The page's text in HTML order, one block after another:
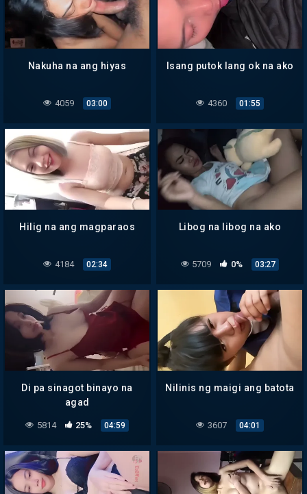
Nakuha na ang hiyas
4059 03:00
Isang putok lang ok na ako
4360 01:55
Hilig na ang magparaos
4184 02:34
Libog na libog na ako
5709 0% 03:27
Di pa sinagot binayo na
agad
5814 25% 04:59
Nilinis ng maigi ang batota
3607 04:01